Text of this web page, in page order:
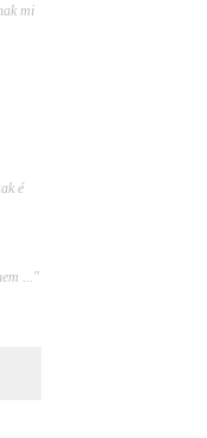
mi
é
..."